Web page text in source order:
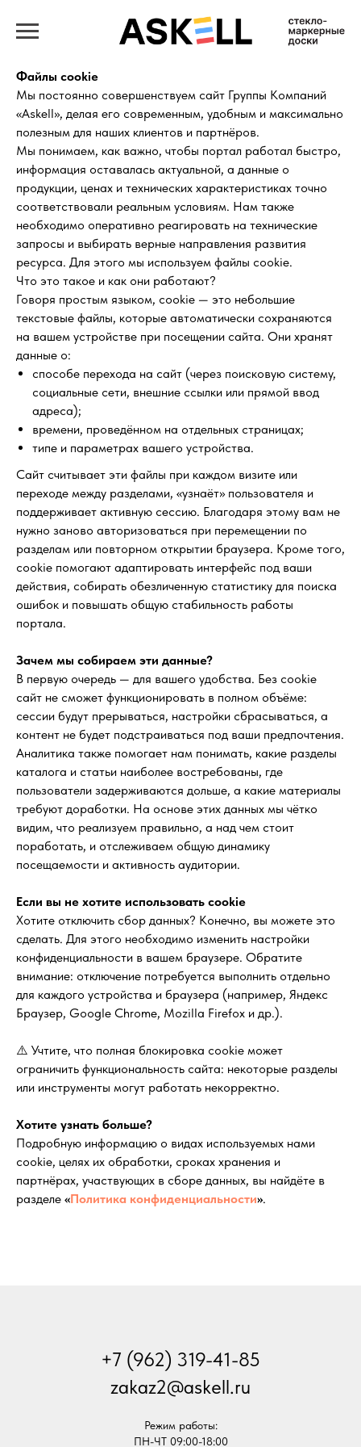
Файлы cookie
Мы постоянно совершенствуем сайт Группы Компаний
«Askell», делая его современным, удобным и максимально
полезным для наших клиентов и партнёров.
Мы понимаем, как важно, чтобы портал работал быстро,
информация оставалась актуальной, а данные о
продукции, ценах и технических характеристиках точно
соответствовали реальным условиям. Нам также
необходимо оперативно реагировать на технические
запросы и выбирать верные направления развития
ресурса. Для этого мы используем файлы cookie.
Что это такое и как они работают?
Говоря простым языком, cookie — это небольшие
текстовые файлы, которые автоматически сохраняются
на вашем устройстве при посещении сайта. Они хранят
данные о:
способе перехода на сайт (через поисковую систему,
социальные сети, внешние ссылки или прямой ввод
адреса);
времени, проведённом на отдельных страницах;
типе и параметрах вашего устройства.
Сайт считывает эти файлы при каждом визите или
переходе между разделами, «узнаёт» пользователя и
поддерживает активную сессию. Благодаря этому вам не
нужно заново авторизоваться при перемещении по
разделам или повторном открытии браузера. Кроме того,
cookie помогают адаптировать интерфейс под ваши
действия, собирать обезличенную статистику для поиска
ошибок и повышать общую стабильность работы
портала.
Зачем мы собираем эти данные?
В первую очередь — для вашего удобства. Без cookie
сайт не сможет функционировать в полном объёме:
сессии будут прерываться, настройки сбрасываться, а
контент не будет подстраиваться под ваши предпочтения.
Аналитика также помогает нам понимать, какие разделы
каталога и статьи наиболее востребованы, где
пользователи задерживаются дольше, а какие материалы
требуют доработки. На основе этих данных мы чётко
видим, что реализуем правильно, а над чем стоит
поработать, и отслеживаем общую динамику
посещаемости и активность аудитории.
Если вы не хотите использовать cookie
Хотите отключить сбор данных? Конечно, вы можете это
сделать. Для этого необходимо изменить настройки
конфиденциальности в вашем браузере. Обратите
внимание: отключение потребуется выполнить отдельно
для каждого устройства и браузера (например, Яндекс
Браузер, Google Chrome, Mozilla Firefox и др.).
⚠️ Учтите, что полная блокировка cookie может
ограничить функциональность сайта: некоторые разделы
или инструменты могут работать некорректно.
Хотите узнать больше?
Подробную информацию о видах используемых нами
cookie, целях их обработки, сроках хранения и
партнёрах, участвующих в сборе данных, вы найдёте в
разделе «Политика конфиденциальности».
+7 (962) 319-41-85
zakaz2@askell.ru
Режим работы:
ПН-ЧТ 09:00-18:00